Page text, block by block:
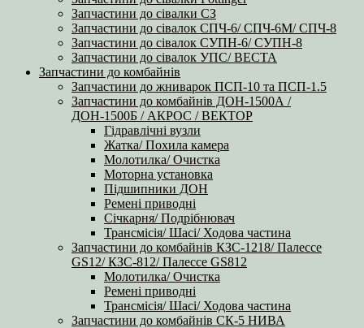
Запчастини до сівалки СЗ
Запчастини до сівалок СПЧ-6/ СПЧ-6М/ СПЧ-8
Запчастини до сівалок СУПН-6/ СУПН-8
Запчастини до сівалок УПС/ ВЕСТА
Запчастини до комбайнів
Запчастини до жниварок ПСП-10 та ПСП-1.5
Запчастини до комбайнів ДОН-1500А /
ДОН-1500Б / АКРОС / ВЕКТОР
Гідравлічні вузли
Жатка/ Похила камера
Молотилка/ Очистка
Моторна установка
Підшипники ДОН
Ремені приводні
Січкарня/ Подрібнювач
Трансмісія/ Шасі/ Ходова частина
Запчастини до комбайнів КЗС-1218/ Палессе
GS12/ КЗС-812/ Палессе GS812
Молотилка/ Очистка
Ремені приводні
Трансмісія/ Шасі/ Ходова частина
Запчастини до комбайнів СК-5 НИВА